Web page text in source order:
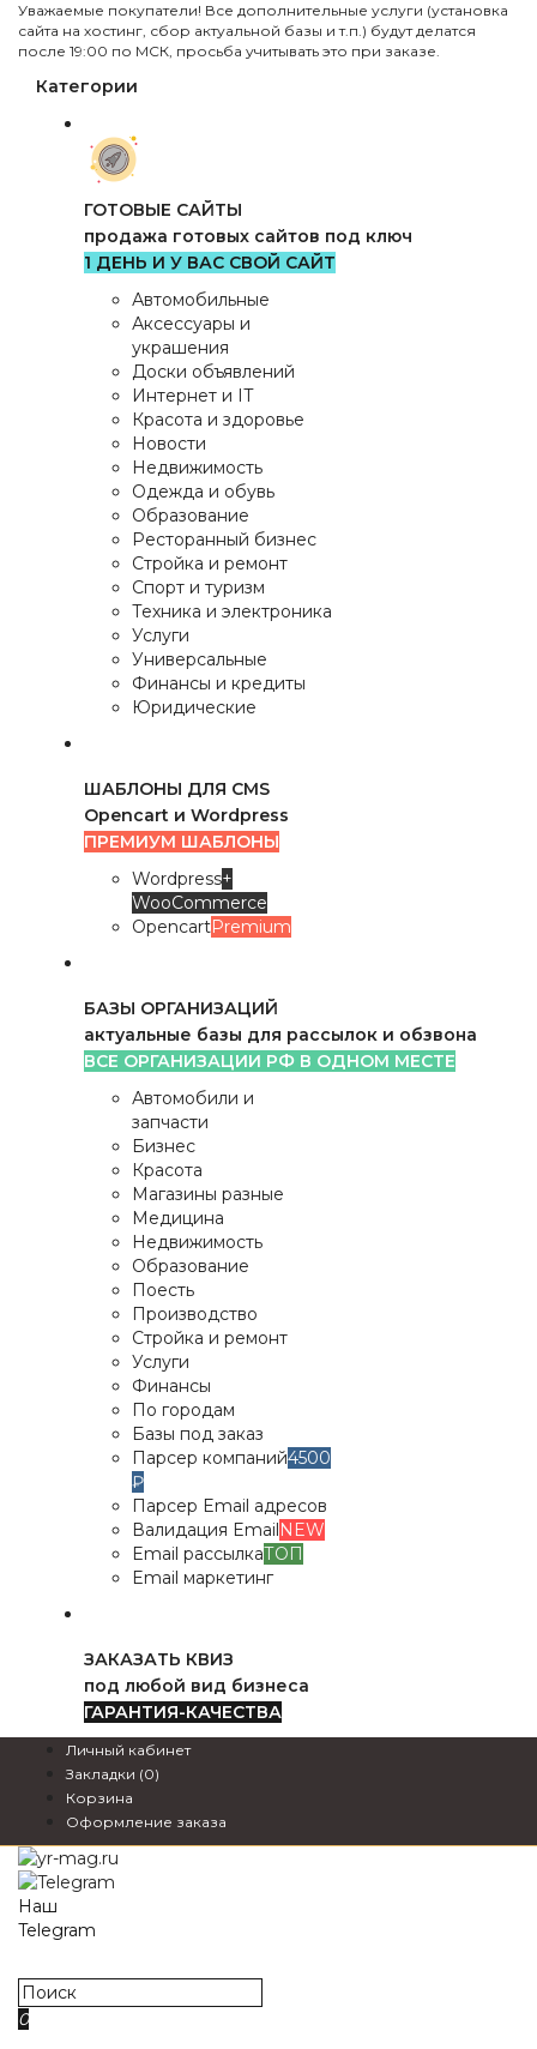
Уважаемые покупатели! Все дополнительные услуги (установка
сайта на хостинг, сбор актуальной базы и т.п.) будут делатся
после 19:00 по МСК, просьба учитывать это при заказе.
Категории
ГОТОВЫЕ САЙТЫ
продажа готовых сайтов под ключ
1 ДЕНЬ И У ВАС СВОЙ САЙТ
Автомобильные
Аксессуары и
украшения
Доски объявлений
Интернет и IT
Красота и здоровье
Новости
Недвижимость
Одежда и обувь
Образование
Ресторанный бизнес
Стройка и ремонт
Спорт и туризм
Техника и электроника
Услуги
Универсальные
Финансы и кредиты
Юридические
ШАБЛОНЫ ДЛЯ CMS
Opencart и Wordpress
ПРЕМИУМ ШАБЛОНЫ
Wordpress+
WooCommerce
OpencartPremium
БАЗЫ ОРГАНИЗАЦИЙ
актуальные базы для рассылок и обзвона
ВСЕ ОРГАНИЗАЦИИ РФ В ОДНОМ МЕСТЕ
Автомобили и
запчасти
Бизнес
Красота
Магазины разные
Медицина
Недвижимость
Образование
Поесть
Производство
Стройка и ремонт
Услуги
Финансы
По городам
Базы под заказ
Парсер компаний4500
₽
Парсер Email адресов
Валидация EmailNEW
Email рассылкаТОП
Email маркетинг
ЗАКАЗАТЬ КВИЗ
под любой вид бизнеса
ГАРАНТИЯ-КАЧЕСТВА
Личный кабинет
Закладки (0)
Корзина
Оформление заказа
Наш
Telegram
0